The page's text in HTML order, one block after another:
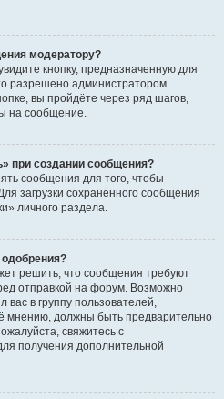
модератору?
кнопку, предназначенную для
разрешено администратором
вы пройдёте через ряд шагов,
на сообщение.
при создании сообщения?
сообщения для того, чтобы
загрузки сохранённого сообщения
личного раздела.
решить, что сообщения требуют
отправкой на форум. Возможно
вас в группу пользователей,
мнению, должны быть предварительно
свяжитесь с
получения дополнительной